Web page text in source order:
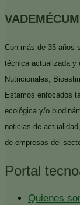
Con más de 35 años
técnica actualizada y
Nutricionales,
Estamos enfocados
ecológica y/o
noticias de
de empresas del
Portal
Quienes